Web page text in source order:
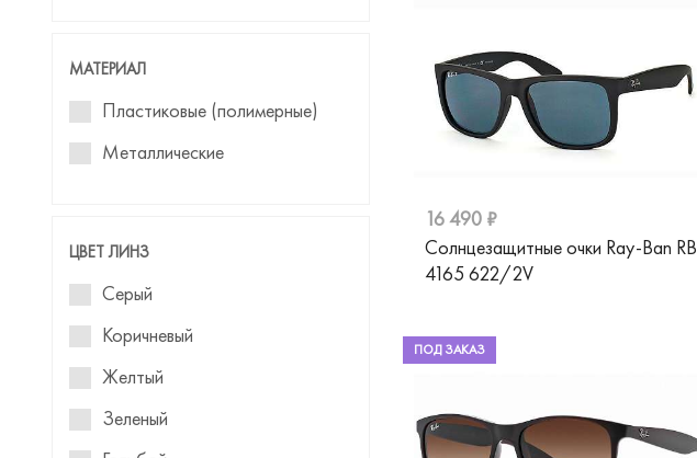
Davidoff
Demetz
DESPADA
Dior
Dolce&Gabbana
Donna
Einstoffen
Emporio Armani
Estilo
Панто
МАТЕРИАЛ
Пластиковые (полимерные)
Металлические
ЦВЕТ ЛИНЗ
Серый
Коричневый
Желтый
Зеленый
16 490 ₽
Солнцезащитные очки Ray-Ban RB
4165 622/2V
ПОД ЗАКАЗ